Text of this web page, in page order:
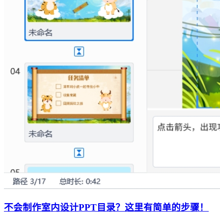
不会制作室内设计PPT目录？这里有简单的步骤！